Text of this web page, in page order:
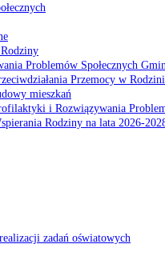
Problemów Społecznych
Przemocy w
mieszkań
i Rozwiązywania
Rodziny na lata 2026-
zadań oświatowych